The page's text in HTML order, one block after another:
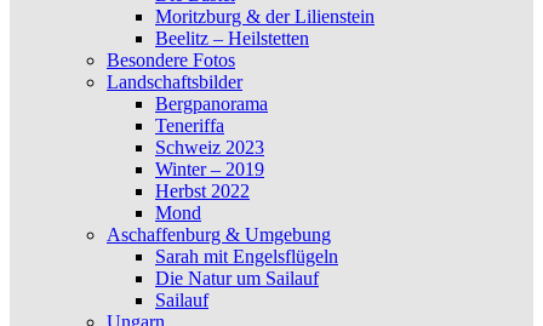
Moritzburg & der Lilienstein
Beelitz – Heilstetten
Besondere Fotos
Landschaftsbilder
Bergpanorama
Teneriffa
Schweiz 2023
Winter – 2019
Herbst 2022
Mond
Aschaffenburg & Umgebung
Sarah mit Engelsflügeln
Die Natur um Sailauf
Sailauf